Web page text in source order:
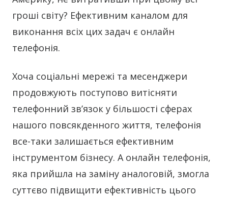
гроші світу? Ефективним каналом для
виконання всіх цих задач є онлайн
телефонія.
Хоча соціальні мережі та месенджери
продовжують поступово витісняти
телефонний зв’язок у більшості сферах
нашого повсякденного життя, телефонія
все-таки залишається ефективним
інструментом бізнесу. А онлайн телефонія,
яка прийшла на заміну аналоговій, змогла
суттєво підвищити ефективність цього